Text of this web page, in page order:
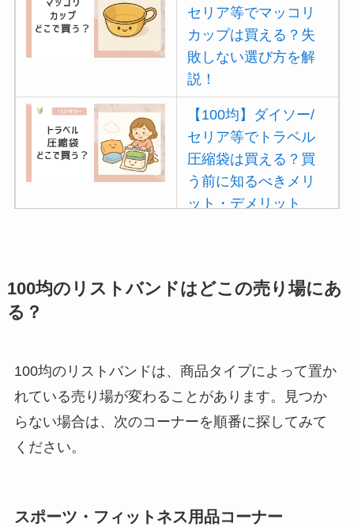
セリア等でマッコリ
カップは買える？失
敗しない選び方を解
説！
【100均】ダイソー/
セリア等でトラベル
圧縮袋は買える？買
う前に知るべきメリ
ット・デメリット
セリア等でポイズン
セリア等でフロアラ
バーほうきは買え
【100均】ダイソー/
100均のリストバンドはどこの売り場にあ
る？
100均のリストバンドは、商品タイプによって置か
れている売り場が変わることがあります。見つか
らない場合は、次のコーナーを順番に探してみて
ください。
スポーツ・フィットネス用品コーナー